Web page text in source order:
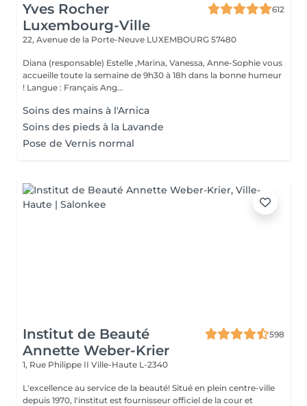
Yves Rocher
Luxembourg-Ville
612
22, Avenue de la Porte-Neuve LUXEMBOURG 57480
Diana (responsable) Estelle ,Marina, Vanessa, Anne-Sophie vous
accueille toute la semaine de 9h30 à 18h dans la bonne humeur
! Langue : Français Ang...
Soins des mains à l'Arnica
Soins des pieds à la Lavande
Pose de Vernis normal
Institut de Beauté
Annette Weber-Krier
598
1, Rue Philippe II Ville-Haute L-2340
L'excellence au service de la beauté! Situé en plein centre-ville
depuis 1970, l'institut est fournisseur officiel de la cour et